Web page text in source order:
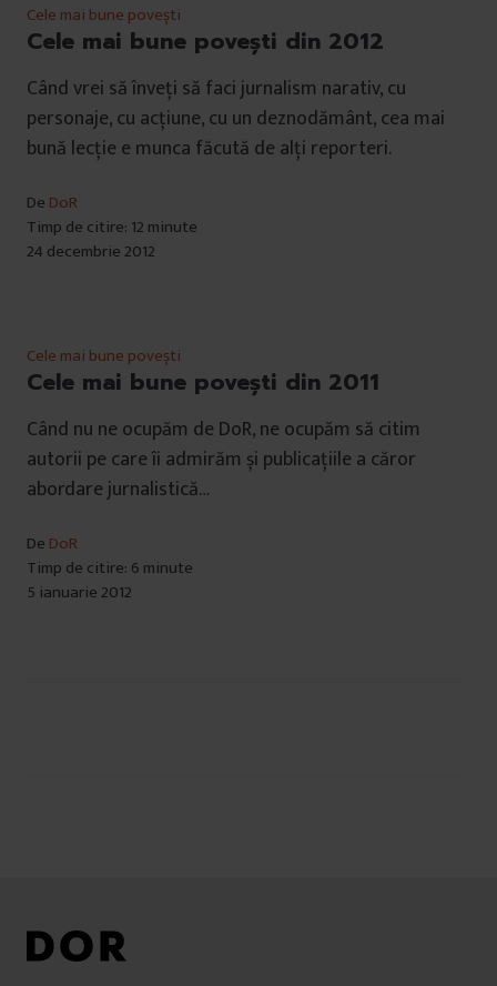
Cele mai bune povești
Cele mai bune povești din 2012
Când vrei să înveți să faci jurnalism narativ, cu
personaje, cu acțiune, cu un deznodământ, cea mai
bună lecție e munca făcută de alți reporteri.
De DoR
Timp de citire: 12 minute
24 decembrie 2012
Cele mai bune povești
Cele mai bune povești din 2011
Când nu ne ocupăm de DoR, ne ocupăm să citim
autorii pe care îi admirăm și publicațiile a căror
abordare jurnalistică…
De DoR
Timp de citire: 6 minute
5 ianuarie 2012